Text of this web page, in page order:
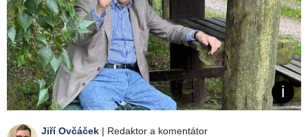
Jiří Ovčáček | Redaktor a komentátor